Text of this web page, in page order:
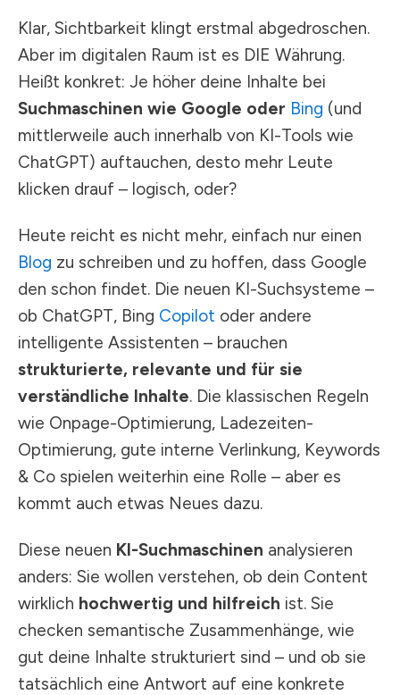
Klar, Sichtbarkeit klingt erstmal abgedroschen.
Aber im digitalen Raum ist es DIE Währung.
Heißt konkret: Je höher deine Inhalte bei
Suchmaschinen wie Google oder Bing (und
mittlerweile auch innerhalb von KI-Tools wie
ChatGPT) auftauchen, desto mehr Leute
klicken drauf – logisch, oder?
Heute reicht es nicht mehr, einfach nur einen
Blog zu schreiben und zu hoffen, dass Google
den schon findet. Die neuen KI-Suchsysteme –
ob ChatGPT, Bing Copilot oder andere
intelligente Assistenten – brauchen
strukturierte, relevante und für sie
verständliche Inhalte. Die klassischen Regeln
wie Onpage-Optimierung, Ladezeiten-
Optimierung, gute interne Verlinkung, Keywords
& Co spielen weiterhin eine Rolle – aber es
kommt auch etwas Neues dazu.
Diese neuen KI-Suchmaschinen analysieren
anders: Sie wollen verstehen, ob dein Content
wirklich hochwertig und hilfreich ist. Sie
checken semantische Zusammenhänge, wie
gut deine Inhalte strukturiert sind – und ob sie
tatsächlich eine Antwort auf eine konkrete